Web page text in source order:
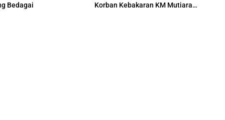
Bedagai
Korban Kebakaran KM Mutiara